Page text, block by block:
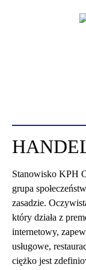
Stanowisko KPH
grupa
zasadzie.
który działa z
internetowy,
usługowe,
ciężko jest